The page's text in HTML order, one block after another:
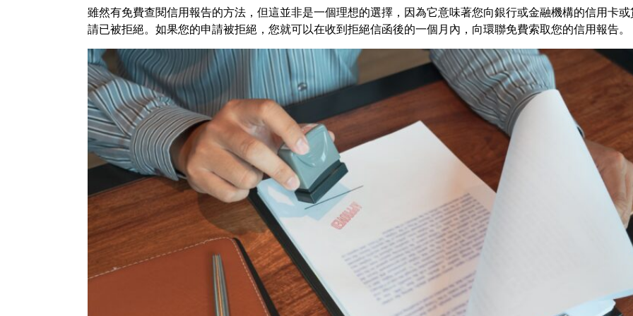
雖然有免費查閱信用報告的方法，但這並非是一個理想的選擇，因為它意味著您向銀行或金融機構的信用卡
請已被拒絕。如果您的申請被拒絕，您就可以在收到拒絕信函後的一個月內，向環聯免費索取您的信用報告。